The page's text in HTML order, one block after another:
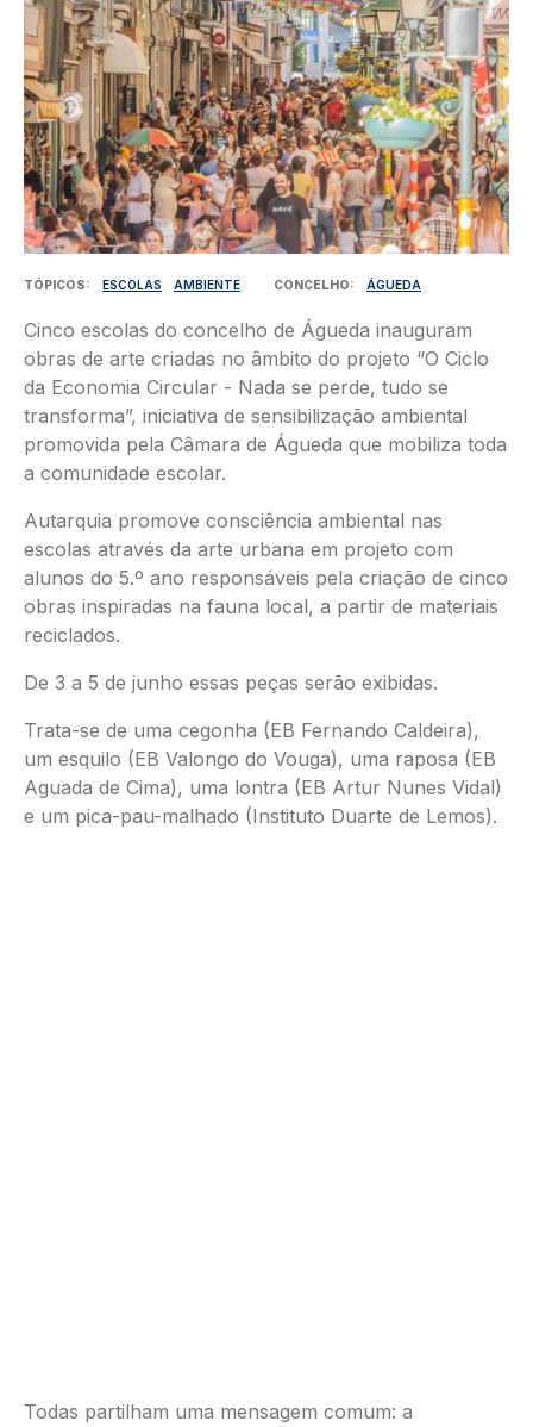
TÓPICOS ESCOLAS AMBIENTE CONCELHO ÁGUEDA
Cinco escolas do concelho de Águeda inauguram
obras de arte criadas no âmbito do projeto “O Ciclo
da Economia Circular - Nada se perde, tudo se
transforma”, iniciativa de sensibilização ambiental
promovida pela Câmara de Águeda que mobiliza toda
a comunidade escolar.
Autarquia promove consciência ambiental nas
escolas através da arte urbana em projeto com
alunos do 5.º ano responsáveis pela criação de cinco
obras inspiradas na fauna local, a partir de materiais
reciclados.
De 3 a 5 de junho essas peças serão exibidas.
Trata-se de uma cegonha (EB Fernando Caldeira),
um esquilo (EB Valongo do Vouga), uma raposa (EB
Aguada de Cima), uma lontra (EB Artur Nunes Vidal)
e um pica-pau-malhado (Instituto Duarte de Lemos).
Todas partilham uma mensagem comum: a